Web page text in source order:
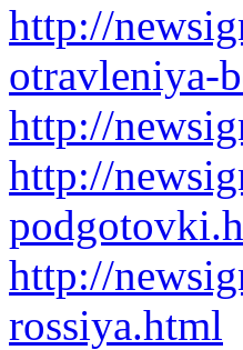
http://
otravleniya-
http://
http://
http://
rossiya.html